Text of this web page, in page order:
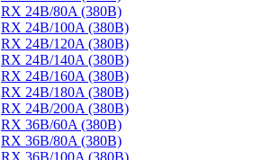
RX 24B/80A (380B)
RX 24B/100A (380B)
RX 24B/120A (380B)
RX 24B/140A (380B)
RX 24B/160A (380B)
RX 24B/180A (380B)
RX 24B/200A (380B)
RX 36B/60A (380B)
RX 36B/80A (380B)
RX 36B/100A (380B)